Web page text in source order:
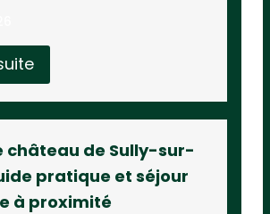
château de Sully-sur-
pratique et séjour
à proximité